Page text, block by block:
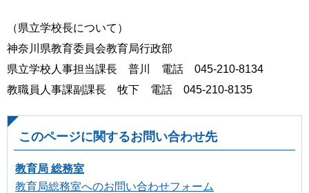
（県立学校長について）
神奈川県教育委員会教育局行政部
県立学校人事担当課長 普川 電話 045-210-8134
教職員人事課副課長 牧下 電話 045-210-8135
このページに関するお問い合わせ先
教育局 総務室
教育局総務室へのお問い合わせフォーム